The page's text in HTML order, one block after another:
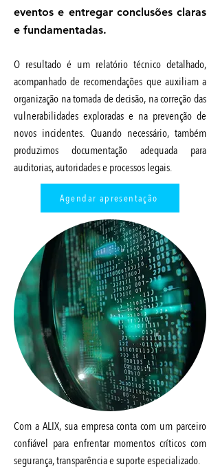
eventos e entregar conclusões claras
e fundamentadas.
O resultado é um relatório técnico detalhado,
acompanhado de recomendações que auxiliam a
organização na tomada de decisão, na correção das
vulnerabilidades exploradas e na prevenção de
novos incidentes. Quando necessário, também
produzimos documentação adequada para
auditorias, autoridades e processos legais.
Agendar apresentação
Com a ALIX, sua empresa conta com um parceiro
confiável para enfrentar momentos críticos com
segurança, transparência e suporte especializado.